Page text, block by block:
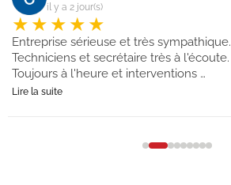
il y a 2 jour(s)
★★★★★
Entreprise sérieuse et très sympathique.
Techniciens et secrétaire très à l'écoute.
Toujours à l'heure et interventions …
Lire la suite